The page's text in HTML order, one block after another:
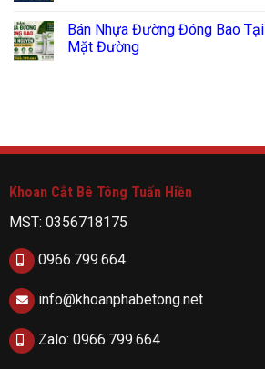
Bán Nhựa Đường Đóng Bao
Mặt Đường
Khoan Cắt Bê Tông Tuấn Hiền
MST: 0356718175
0966.799.664
info@khoanphabetong.net
Zalo: 0966.799.664